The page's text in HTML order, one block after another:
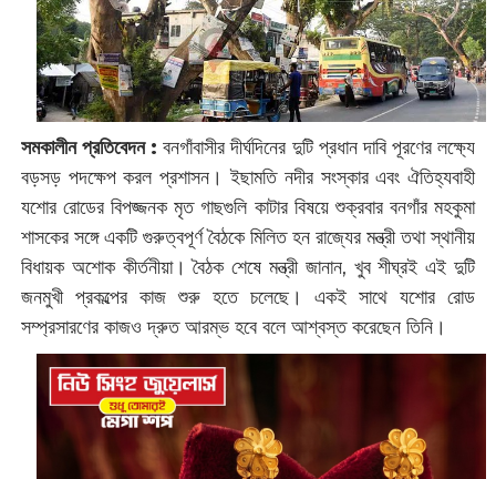
সমকালীন প্রতিবেদন :বনগাঁবাসীর দীর্ঘদিনের দুটি প্রধান দাবি পূরণের লক্ষ্যে
বড়সড় পদক্ষেপ করল প্রশাসন। ইছামতি নদীর সংস্কার এবং ঐতিহ্যবাহী
যশোর রোডের বিপজ্জনক মৃত গাছগুলি কাটার বিষয়ে শুক্রবার বনগাঁর মহকুমা
শাসকের সঙ্গে একটি গুরুত্বপূর্ণ বৈঠকে মিলিত হন রাজ্যের মন্ত্রী তথা স্থানীয়
বিধায়ক অশোক কীর্তনীয়া। বৈঠক শেষে মন্ত্রী জানান, খুব শীঘ্রই এই দুটি
জনমুখী প্রকল্পের কাজ শুরু হতে চলেছে। একই সাথে যশোর রোড
সম্প্রসারণের কাজও দ্রুত আরম্ভ হবে বলে আশ্বস্ত করেছেন তিনি।